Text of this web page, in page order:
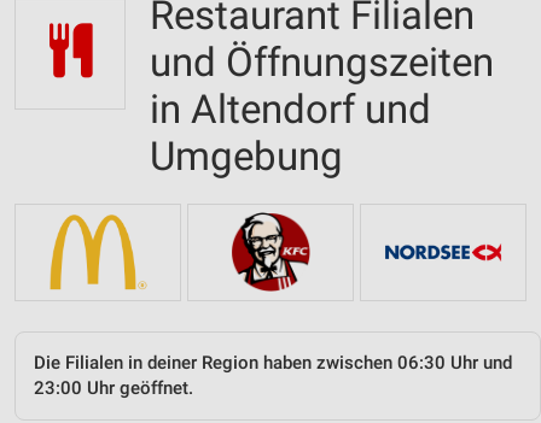
Restaurant Filialen
und Öffnungszeiten
in Altendorf und
Umgebung
Die Filialen in deiner Region haben zwischen 06:30 Uhr und
23:00 Uhr geöffnet.